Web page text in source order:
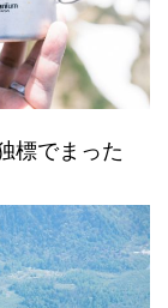
標でまった